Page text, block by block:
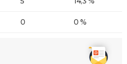
0 0 %